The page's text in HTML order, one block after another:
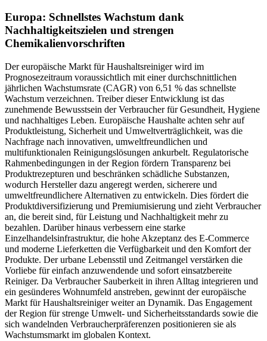
Europa: Schnellstes Wachstum dank
Nachhaltigkeitszielen und strengen
Chemikalienvorschriften
Der europäische Markt für Haushaltsreiniger wird im
Prognosezeitraum voraussichtlich mit einer durchschnittlichen
jährlichen Wachstumsrate (CAGR) von 6,51 % das schnellste
Wachstum verzeichnen. Treiber dieser Entwicklung ist das
zunehmende Bewusstsein der Verbraucher für Gesundheit, Hygiene
und nachhaltiges Leben. Europäische Haushalte achten sehr auf
Produktleistung, Sicherheit und Umweltverträglichkeit, was die
Nachfrage nach innovativen, umweltfreundlichen und
multifunktionalen Reinigungslösungen ankurbelt. Regulatorische
Rahmenbedingungen in der Region fördern Transparenz bei
Produktrezepturen und beschränken schädliche Substanzen,
wodurch Hersteller dazu angeregt werden, sicherere und
umweltfreundlichere Alternativen zu entwickeln. Dies fördert die
Produktdiversifizierung und Premiumisierung und zieht Verbraucher
an, die bereit sind, für Leistung und Nachhaltigkeit mehr zu
bezahlen. Darüber hinaus verbessern eine starke
Einzelhandelsinfrastruktur, die hohe Akzeptanz des E-Commerce
und moderne Lieferketten die Verfügbarkeit und den Komfort der
Produkte. Der urbane Lebensstil und Zeitmangel verstärken die
Vorliebe für einfach anzuwendende und sofort einsatzbereite
Reiniger. Da Verbraucher Sauberkeit in ihren Alltag integrieren und
ein gesünderes Wohnumfeld anstreben, gewinnt der europäische
Markt für Haushaltsreiniger weiter an Dynamik. Das Engagement
der Region für strenge Umwelt- und Sicherheitsstandards sowie die
sich wandelnden Verbraucherpräferenzen positionieren sie als
Wachstumsmarkt im globalen Kontext.